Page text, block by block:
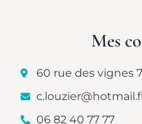
Mes
60 rue des vignes
06 82 40 77 77